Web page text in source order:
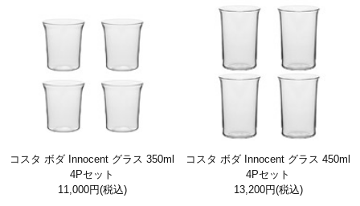
コスタ ボダ Innocent グラス 350ml
4Pセット
11,000円(税込)
コスタ ボダ Innocent グラス 450ml
4Pセット
13,200円(税込)